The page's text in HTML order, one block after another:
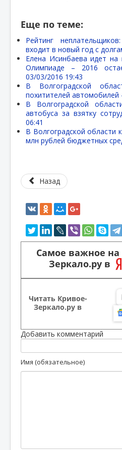
Еще по теме:
Рейтинг
входит в новый год с
Елена Исинбаева идет на
Олимпиаде – 2016
03/03/2016 19:43
В Волгоградской
похитителей автомобилей
В Волгоградской
автобуса за взятку
06:41
В Волгоградской области
млн рублей бюджетных
Назад
Самое важное на
Зеркало.ру в
Читать Кривое-
Зеркало.ру в
Добавить комментарий
Имя (обязательное)